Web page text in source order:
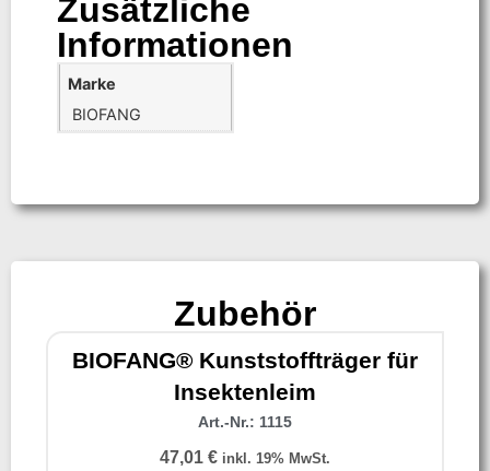
Zusätzliche
Informationen
Marke
BIOFANG
Zubehör
BIOFANG® Kunststoffträger für
Insektenleim
Art.-Nr.: 1115
47,01 € inkl. 19% MwSt.